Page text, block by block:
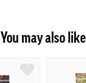
You may also like